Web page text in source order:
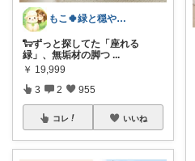
もこ🍀緑と穏やかなくらし🐑🍀
🐑ずっと探してた「座れる
緑」、無垢材の脚つ ...
￥ 19,999
3 2 955
コレ いいね